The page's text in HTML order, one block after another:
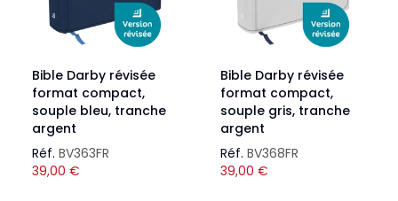
Bible Darby révisée
format compact,
souple bleu, tranche
argent
Réf. BV363FR
39,00 €
Bible Darby révisée
format compact,
souple gris, tranche
argent
Réf. BV368FR
39,00 €